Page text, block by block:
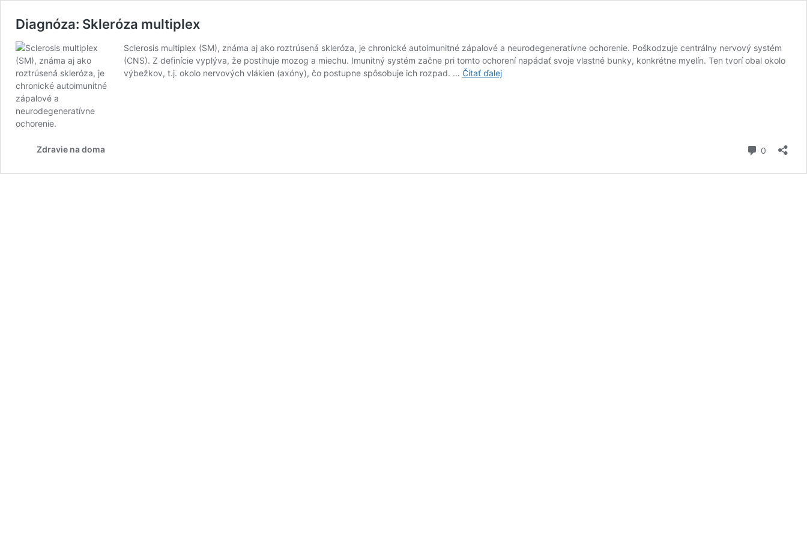
Diagnóza: Skleróza multiplex
Sclerosis multiplex (SM), známa aj ako roztrúsená skleróza, je chronické autoimunitné zápalové a neurodegeneratívne ochorenie. Poškodzuje centrálny nervový systém
(CNS). Z definície vyplýva, že postihuje mozog a miechu. Imunitný systém začne pri tomto ochorení napádať svoje vlastné bunky, konkrétne myelín. Ten tvorí obal okolo
výbežkov, t.j. okolo nervových vlákien (axóny), čo postupne spôsobuje ich rozpad. … Čítať ďalejDiagnóza:
Zdravie na doma 0